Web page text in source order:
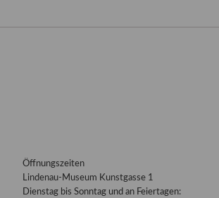
Öffnungszeiten
Lindenau-Museum Kunstgasse 1
Dienstag bis Sonntag und an Feiertagen: